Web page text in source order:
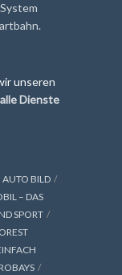
unseren
Dienste
AUTO BILD
– DAS
SPORT